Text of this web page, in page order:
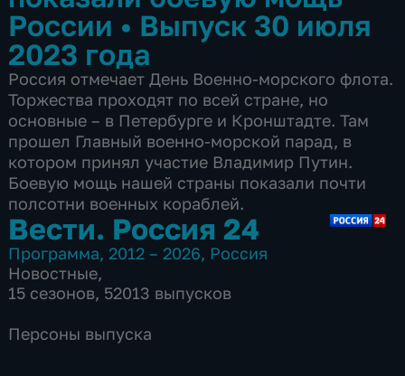
России • Выпуск 30 июля
2023 года
Россия отмечает День Военно-морского флота.
Торжества проходят по всей стране, но
основные – в Петербурге и Кронштадте. Там
прошел Главный военно-морской парад, в
котором принял участие Владимир Путин.
Боевую мощь нашей страны показали почти
полсотни военных кораблей.
Вести. Россия 24
Программа, 2012 – 2026, Россия
Новостные,
15 сезонов, 52013 выпусков
Персоны выпуска